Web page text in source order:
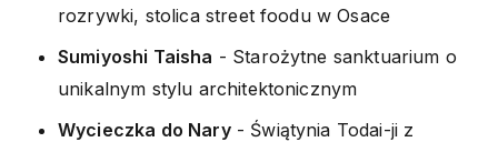
rozrywki, stolica street foodu w Osace
Sumiyoshi Taisha - Starożytne sanktuarium o
unikalnym stylu architektonicznym
Wycieczka do Nary- Świątynia Todai-ji z